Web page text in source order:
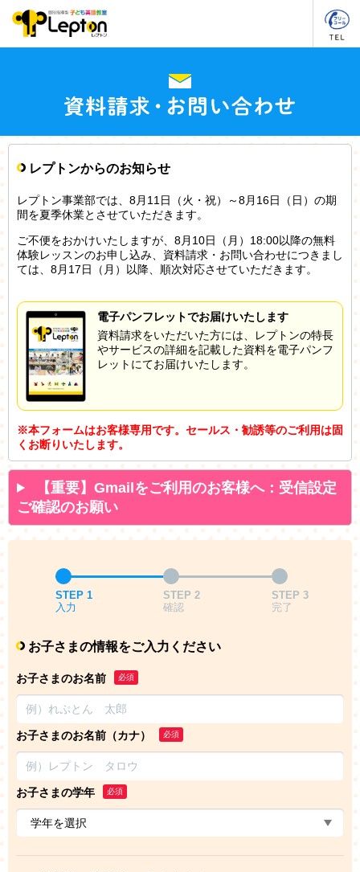
レプトンからのお知らせ
レプトン事業部では、8月11日（火・祝）～8月16日（日）の期
間を夏季休業とさせていただきます。
ご不便をおかけいたしますが、8月10日（月）18:00以降の無料
体験レッスンのお申し込み、資料請求・お問い合わせにつきまし
ては、8月17日（月）以降、順次対応させていただきます。
電子パンフレットでお届けいたします
資料請求をいただいた方には、レプトンの特長
やサービスの詳細を記載した資料を電子パンフ
レットにてお届けいたします。
※本フォームはお客様専用です。セールス・勧誘等のご利用は固
くお断りいたします。
【重要】Gmailをご利用のお客様へ：受信設定
ご確認のお願い
STEP 1
入力
STEP 2
確認
STEP 3
完了
お子さまの情報をご入力ください
お子さまのお名前 必須
お子さまのお名前（カナ） 必須
お子さまの学年 必須